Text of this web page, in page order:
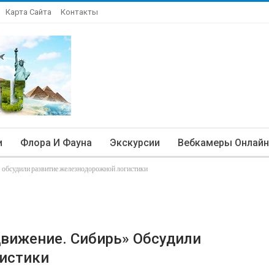
Карта Сайта Контакты
Флора И Фауна Экскурсии Вебкамеры Онлайн
развитие железнодорожной логистики
Сибирь» Обсудили